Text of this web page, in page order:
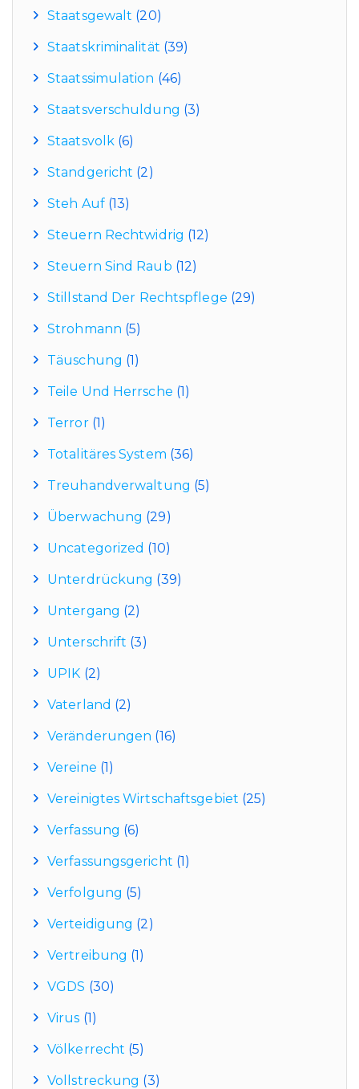
Staatsgewalt (20)
Staatskriminalität (39)
Staatssimulation (46)
Staatsverschuldung (3)
Staatsvolk (6)
Standgericht (2)
Steh Auf(13)
Steuern Rechtwidrig (12)
Steuern Sind Raub (12)
Stillstand Der Rechtspflege (29)
Strohmann (5)
Täuschung (1)
Teile Und Herrsche (1)
Terror(1)
Totalitäres System (36)
Treuhandverwaltung (5)
Überwachung (29)
Uncategorized (10)
Unterdrückung (39)
Untergang (2)
Unterschrift (3)
UPIK (2)
Vaterland (2)
Veränderungen (16)
Vereine (1)
Vereinigtes Wirtschaftsgebiet (25)
Verfassung (6)
Verfassungsgericht (1)
Verfolgung (5)
Verteidigung (2)
Vertreibung (1)
VGDS (30)
Virus (1)
Völkerrecht (5)
Vollstreckung (3)